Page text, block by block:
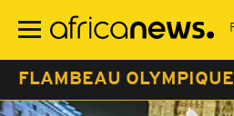
contenu
FLAMBEAU OLYMPIQUE